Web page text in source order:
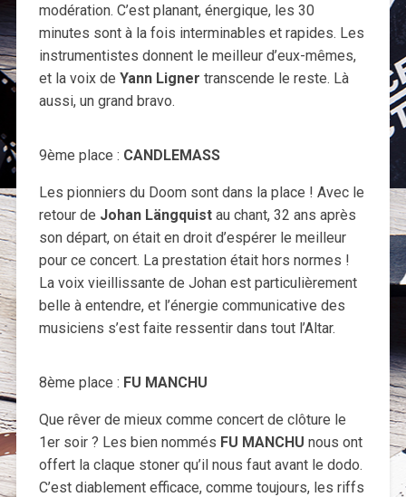
modération. C’est planant, énergique, les 30
minutes sont à la fois interminables et rapides. Les
instrumentistes donnent le meilleur d’eux-mêmes,
et la voix de Yann Ligner transcende le reste. Là
aussi, un grand bravo.
9ème place : CANDLEMASS
Les pionniers du Doom sont dans la place ! Avec le
retour de Johan Längquistau chant, 32 ans après
son départ, on était en droit d’espérer le meilleur
pour ce concert. La prestation était hors normes !
La voix vieillissante de Johan est particulièrement
belle à entendre, et l’énergie communicative des
musiciens s’est faite ressentir dans tout l’Altar.
8ème place : FU MANCHU
Que rêver de mieux comme concert de clôture le
1er soir ? Les bien nommés FU MANCHU nous ont
offert la claque stoner qu’il nous faut avant le dodo.
C’est diablement efficace, comme toujours, les riffs